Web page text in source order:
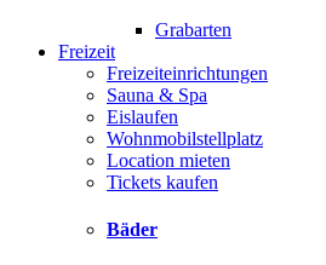
Grabarten
Freizeit
Freizeiteinrichtungen
Sauna & Spa
Eislaufen
Wohnmobilstellplatz
Location mieten
Tickets kaufen
Bäder